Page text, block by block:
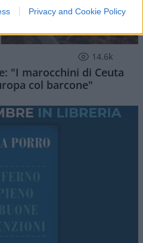
Privacy and Cookie Policy
14.6k
"I marocchini di Ceuta
col barcone"